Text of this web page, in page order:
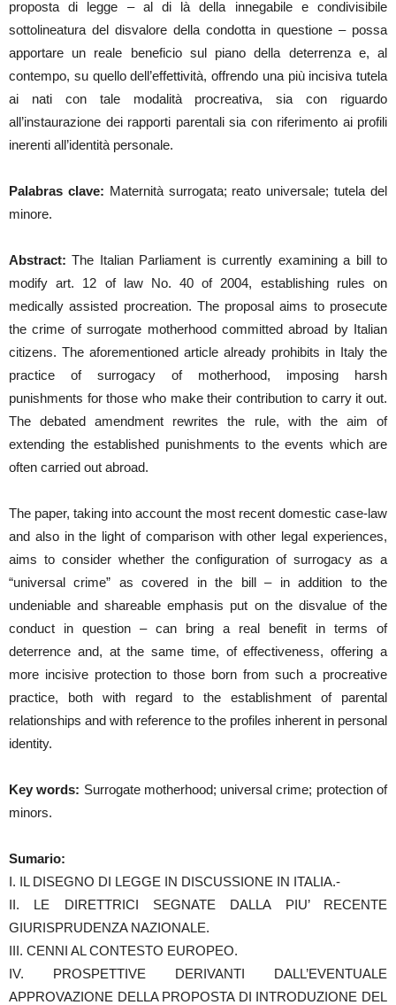
proposta di legge – al di là della innegabile e condivisibile
sottolineatura del disvalore della condotta in questione – possa
apportare un reale beneficio sul piano della deterrenza e, al
contempo, su quello dell’effettività, offrendo una più incisiva tutela
ai nati con tale modalità procreativa, sia con riguardo
all’instaurazione dei rapporti parentali sia con riferimento ai profili
inerenti all’identità personale.
Palabras clave: Maternità surrogata; reato universale; tutela del
minore.
Abstract: The Italian Parliament is currently examining a bill to
modify art. 12 of law No. 40 of 2004, establishing rules on
medically assisted procreation. The proposal aims to prosecute
the crime of surrogate motherhood committed abroad by Italian
citizens. The aforementioned article already prohibits in Italy the
practice of surrogacy of motherhood, imposing harsh
punishments for those who make their contribution to carry it out.
The debated amendment rewrites the rule, with the aim of
extending the established punishments to the events which are
often carried out abroad.
The paper, taking into account the most recent domestic case-law
and also in the light of comparison with other legal experiences,
aims to consider whether the configuration of surrogacy as a
“universal crime” as covered in the bill – in addition to the
undeniable and shareable emphasis put on the disvalue of the
conduct in question – can bring a real benefit in terms of
deterrence and, at the same time, of effectiveness, offering a
more incisive protection to those born from such a procreative
practice, both with regard to the establishment of parental
relationships and with reference to the profiles inherent in personal
identity.
Key words: Surrogate motherhood; universal crime; protection of
minors.
Sumario:
I. IL DISEGNO DI LEGGE IN DISCUSSIONE IN ITALIA.-
II. LE DIRETTRICI SEGNATE DALLA PIU’ RECENTE
GIURISPRUDENZA NAZIONALE.
III. CENNI AL CONTESTO EUROPEO.
IV. PROSPETTIVE DERIVANTI DALL’EVENTUALE
APPROVAZIONE DELLA PROPOSTA DI INTRODUZIONE DEL